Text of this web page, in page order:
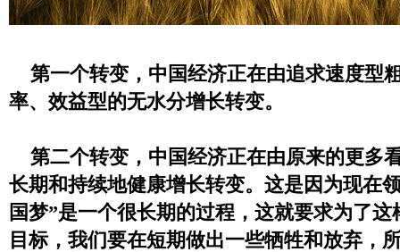
第一个转变，中国经济正在由追求速度型
率、效益型的无水分增长转变。
第二个转变，中国经济正在由原来的更多
长期和持续地健康增长转变。这是因为现在
国梦”是一个很长期的过程，这就要求为了
目标，我们要在短期做出一些牺牲和放弃，